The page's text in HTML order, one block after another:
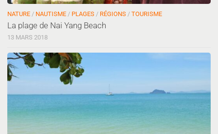
NATURE / NAUTISME / PLAGES / RÉGIONS / TOURISME
La plage de Nai Yang Beach
13 MARS 2018